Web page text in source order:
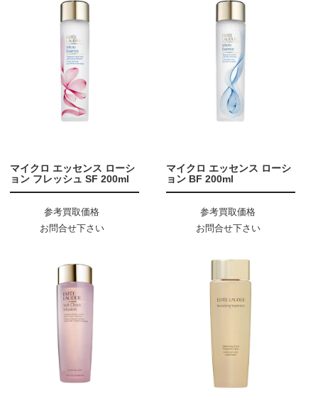
マイクロ エッセンス ローシ
ョン フレッシュ SF 200ml
参考買取価格
お問合せ下さい
マイクロ エッセンス ローシ
ョン BF 200ml
参考買取価格
お問合せ下さい